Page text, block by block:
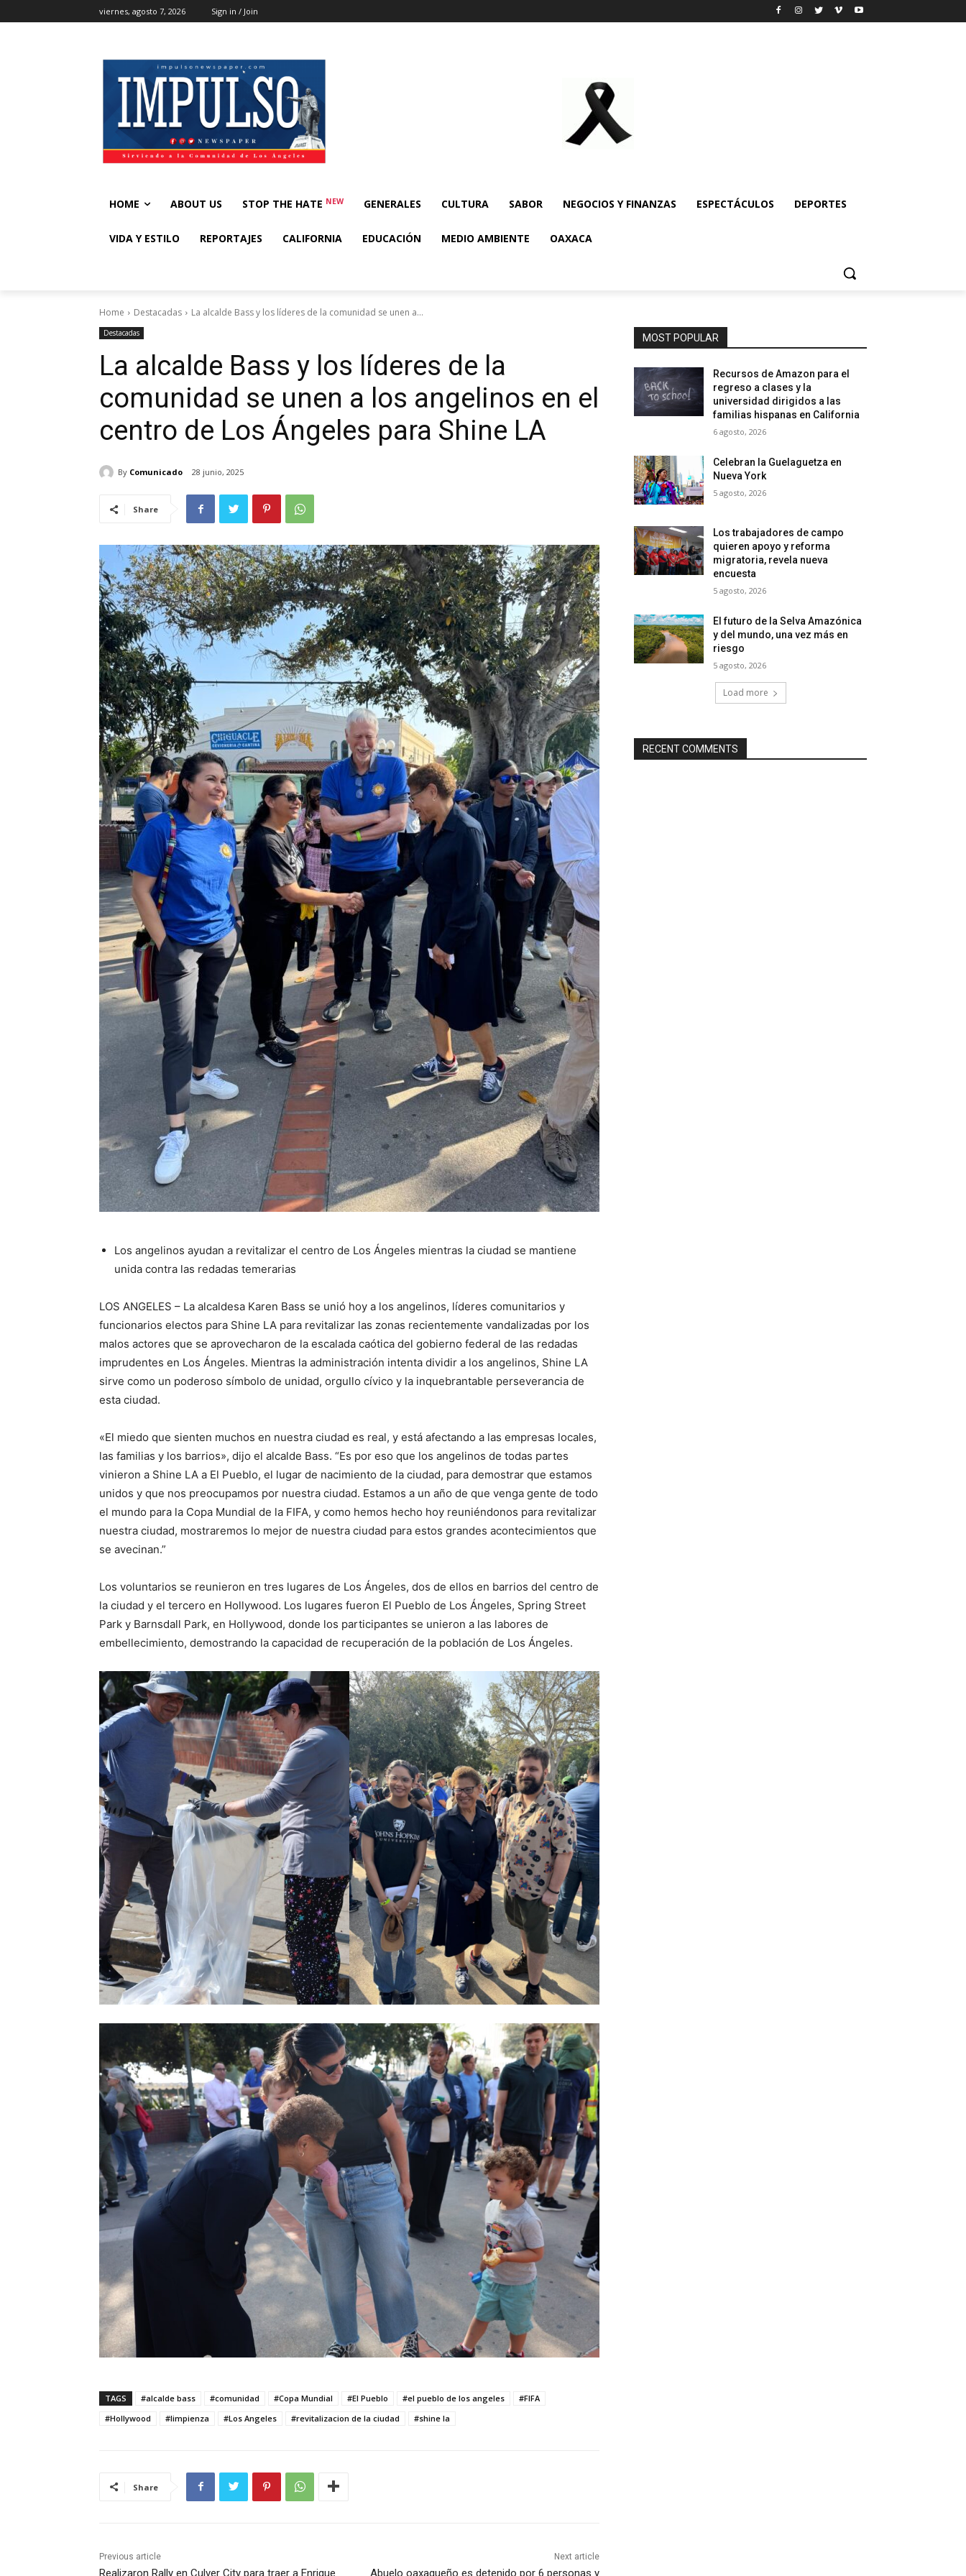
viernes, agosto 7, 2026 Sign in / Join
HOME ABOUT US STOP THE HATE NEW GENERALES CULTURA SABOR NEGOCIOS Y FINANZAS ESPECTÁCULOS DEPORTES
VIDA Y ESTILO REPORTAJES CALIFORNIA EDUCACIÓN MEDIO AMBIENTE OAXACA
Home Destacadas La alcalde Bass y los líderes de la comunidad se unen a...
Destacadas
La alcalde Bass y los líderes de la
comunidad se unen a los angelinos en el
centro de Los Ángeles para Shine LA
By Comunicado 28 junio, 2025
Share
Los angelinos ayudan a revitalizar el centro de Los Ángeles mientras la ciudad se mantiene
unida contra las redadas temerarias
LOS ANGELES – La alcaldesa Karen Bass se unió hoy a los angelinos, líderes comunitarios y
funcionarios electos para Shine LA para revitalizar las zonas recientemente vandalizadas por los
malos actores que se aprovecharon de la escalada caótica del gobierno federal de las redadas
imprudentes en Los Ángeles. Mientras la administración intenta dividir a los angelinos, Shine LA
sirve como un poderoso símbolo de unidad, orgullo cívico y la inquebrantable perseverancia de
esta ciudad.
«El miedo que sienten muchos en nuestra ciudad es real, y está afectando a las empresas locales,
las familias y los barrios», dijo el alcalde Bass. “Es por eso que los angelinos de todas partes
vinieron a Shine LA a El Pueblo, el lugar de nacimiento de la ciudad, para demostrar que estamos
unidos y que nos preocupamos por nuestra ciudad. Estamos a un año de que venga gente de todo
el mundo para la Copa Mundial de la FIFA, y como hemos hecho hoy reuniéndonos para revitalizar
nuestra ciudad, mostraremos lo mejor de nuestra ciudad para estos grandes acontecimientos que
se avecinan.”
Los voluntarios se reunieron en tres lugares de Los Ángeles, dos de ellos en barrios del centro de
la ciudad y el tercero en Hollywood. Los lugares fueron El Pueblo de Los Ángeles, Spring Street
Park y Barnsdall Park, en Hollywood, donde los participantes se unieron a las labores de
embellecimiento, demostrando la capacidad de recuperación de la población de Los Ángeles.
TAGS #alcalde bass #comunidad #Copa Mundial #El Pueblo #el pueblo de los angeles
#FIFA
#Hollywood
#limpienza #Los Angeles #revitalizacion de la ciudad #shine la
Share
Previous article
Realizaron Rally en Culver City para traer a Enrique
Next article
Abuelo oaxaqueño es detenido por 6 personas y
MOST POPULAR
Recursos de Amazon para el
regreso a clases y la
universidad dirigidos a las
familias hispanas en California
6 agosto, 2026
Celebran la Guelaguetza en
Nueva York
5 agosto, 2026
Los trabajadores de campo
quieren apoyo y reforma
migratoria, revela nueva
encuesta
5 agosto, 2026
El futuro de la Selva Amazónica
y del mundo, una vez más en
riesgo
5 agosto, 2026
Load more
RECENT COMMENTS